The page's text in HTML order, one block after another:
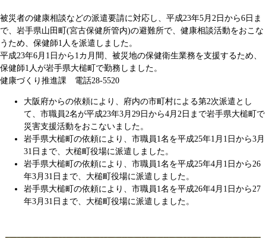
被災者の健康相談などの派遣要請に対応し、平成23年5月2日から6日ま
で、岩手県山田町(宮古保健所管内)の避難所で、健康相談活動をおこな
うため、保健師1人を派遣しました。
平成23年6月1日から1カ月間、被災地の保健衛生業務を支援するため、
保健師1人が岩手県大槌町で勤務しました。
健康づくり推進課 電話28-5520
大阪府からの依頼により、府内の市町村による第2次派遣とし
て、市職員2名が平成23年3月29日から4月2日まで岩手県大槌町で
災害支援活動をおこないました。
岩手県大槌町の依頼により、市職員1名を平成25年1月1日から3月
31日まで、大槌町役場に派遣しました。
岩手県大槌町の依頼により、市職員1名を平成25年4月1日から26
年3月31日まで、大槌町役場に派遣しました。
岩手県大槌町の依頼により、市職員1名を平成26年4月1日から27
年3月31日まで、大槌町役場に派遣しました。